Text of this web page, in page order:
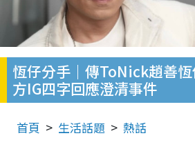
恆仔分手｜傳ToNick趙善
方IG四字回應澄清事件
首頁 生活話題 熱話